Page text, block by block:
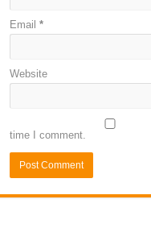
Email *
Website
time I comment.